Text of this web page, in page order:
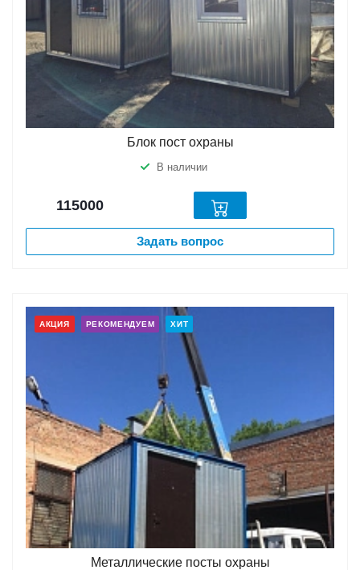
Блок пост охраны
В наличии
115000
Задать вопрос
АКЦИЯ РЕКОМЕНДУЕМ ХИТ
Металлические посты охраны